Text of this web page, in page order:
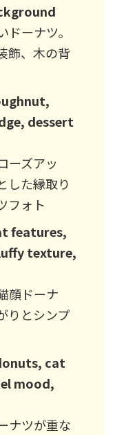
ーナツ。
飾、木の背
dessert
ーズアッ
した縁取り
フォト
features,
texture,
顔ドーナ
りとシンプ
cat
mood,
ナツが重な